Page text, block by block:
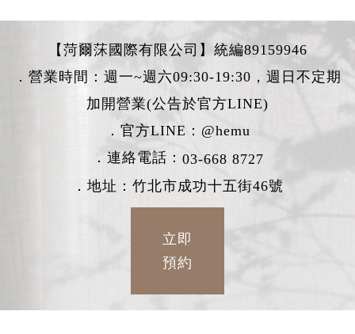
【菏爾莯國際有限公司】統編89159946
．營業時間：週一~週六09:30-19:30，週日不定期
加開營業(公告於官方LINE)
．官方LINE： @hemu
．連絡電話： 03-668 8727
．地址：竹北市成功十五街46號
立即
預約